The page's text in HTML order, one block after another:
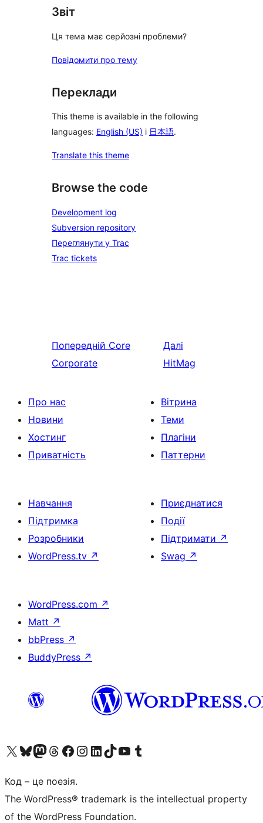
Звіт
Ця тема має серйозні проблеми?
Повідомити про тему
Переклади
This theme is available in the following
languages: English (US) і 日本語.
Translate this theme
Browse the code
Development log
Subversion repository
Переглянути у Trac
Trac tickets
Попередній Core
Corporate
Далі
HitMag
Про нас
Новини
Хостинг
Приватність
Вітрина
Теми
Плагіни
Паттерни
Навчання
Підтримка
Розробники
WordPress.tv ↗
Приєднатися
Події
Підтримати ↗
Swag ↗
WordPress.com ↗
Matt ↗
bbPress ↗
BuddyPress ↗
Visit our X (formerly Twitter) account
Visit our Bluesky account
Завітайте до нашої стрічки в Mastodon
Visit our Threads account
Завітайте на нашу сторінку в Facebook
Visit our Instagram account
Visit our LinkedIn account
Visit our TikTok account
Visit our YouTube channel
Visit our Tumblr account
Код – це поезія.
The WordPress® trademark is the intellectual property
of the WordPress Foundation.